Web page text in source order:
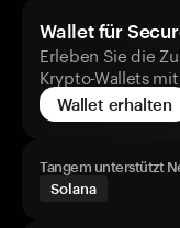
Wallet für
Erleben Sie die
Krypto-Wallets
Wallet erhalten
Tangem unterstützt
Solana